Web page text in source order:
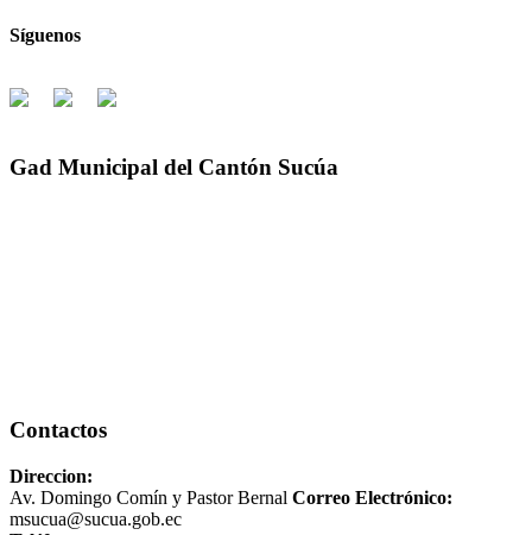
Síguenos
Gad Municipal del Cantón Sucúa
Contactos
Direccion:
Av. Domingo Comín y Pastor Bernal Correo Electrónico:
msucua@sucua.gob.ec